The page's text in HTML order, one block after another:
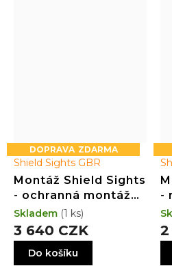
ZDARMA
Shield Sights GBR
Montáž Shield Sights
- ochranná montáž
na Picatinny lištu
3 640 CZK
Do košíku
Skladem (1 ks)
-
2